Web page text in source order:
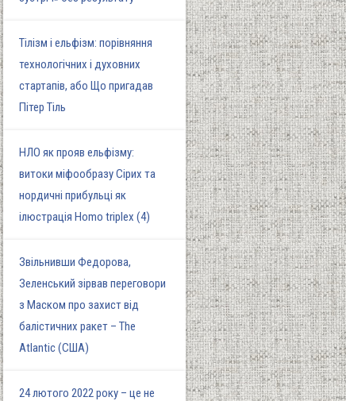
Тілізм і ельфізм: порівняння
технологічних і духовних
стартапів, або Що пригадав
Пітер Тіль
НЛО як прояв ельфізму:
витоки міфообразу Сірих та
нордичні прибульці як
ілюстрація Homo triplex (4)
Звільнивши Федорова,
Зеленський зірвав переговори
з Маском про захист від
балістичних ракет – The
Atlantic (США)
24 лютого 2022 року – це не